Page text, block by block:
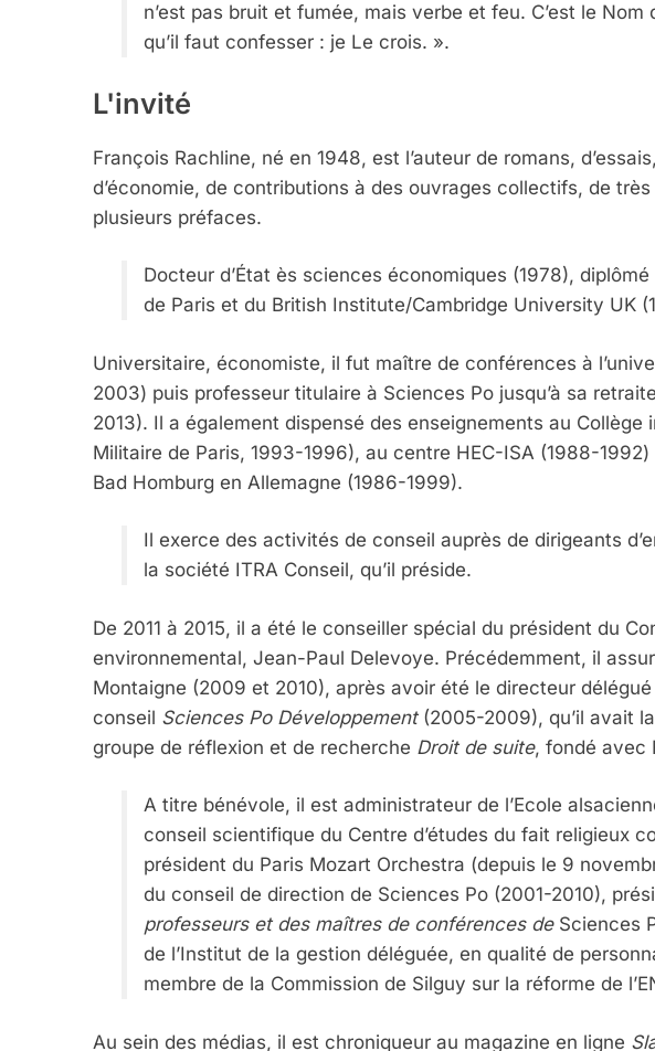
n’est pas bruit et fumée, mais verbe et feu. C’est le Nom
qu’il faut confesser : je Le crois. ».
L'invité
François Rachline, né en 1948, est l’auteur de romans,
d’économie, de contributions à des ouvrages collectifs, de
plusieurs préfaces.
Docteur d’État ès sciences économiques (1978), diplômé
de Paris et du British Institute/Cambridge University UK
Universitaire, économiste, il fut maître de conférences à
2003) puis professeur titulaire à Sciences Po jusqu’à sa
2013). Il a également dispensé des enseignements au Collège
Militaire de Paris, 1993-1996), au centre HEC-ISA (1988-
Bad Homburg en Allemagne (1986-1999).
Il exerce des activités de conseil auprès de dirigeants
la société ITRA Conseil, qu’il préside.
De 2011 à 2015, il a été le conseiller spécial du président du
environnemental, Jean-Paul Delevoye. Précédemment, il
Montaigne (2009 et 2010), après avoir été le directeur
conseil Sciences Po Développement(2005-2009), qu’il avait
groupe de réflexion et de recherche Droit de suite, fondé avec
A titre bénévole, il est administrateur de l’Ecole
conseil scientifique du Centre d’études du fait religieux
président du Paris Mozart Orchestra (depuis le 9
du conseil de direction de Sciences Po (2001-2010),
professeurs et des maîtres de conférences deSciences
de l’Institut de la gestion déléguée, en qualité de
membre de la Commission de Silguy sur la réforme de
Au sein des médias, il est chroniqueur au magazine en ligne